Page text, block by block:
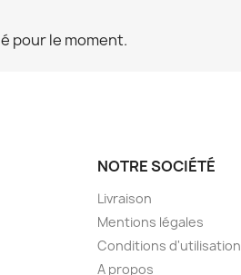
pour le moment.
NOTRE SOCIÉTÉ
Livraison
Mentions légales
Conditions d'utilisation
A propos